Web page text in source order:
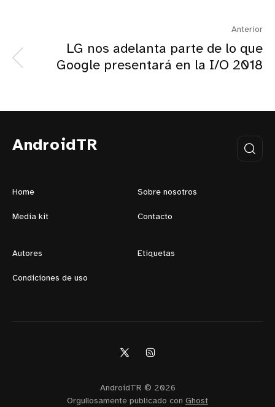
Anterior
LG nos adelanta parte de lo que
Google presentará en la I/O 2018
AndroidTR
Home Sobre nosotros
Media kit Contacto
Autores Etiquetas
Condiciones de uso
AndroidTR © 2026
Orgullosamente publicado con Ghost